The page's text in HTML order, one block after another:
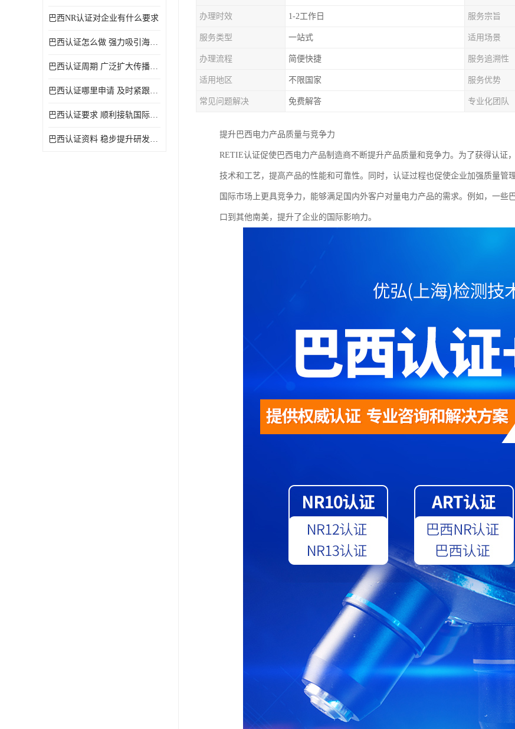
巴西NR认证对企业有什么要求
巴西认证怎么做 强力吸引海外投资
巴西认证周期 广泛扩大传播范围
巴西认证哪里申请 及时紧跟法规变化
巴西认证要求 顺利接轨国际规范
巴西认证资料 稳步提升研发能力
办理时效 1-2工作日 服务宗旨
服务类型 一站式 适用场景
办理流程 简便快捷 服务追溯性
适用地区 不限国家 服务优势
常见问题解决 免费解答 专业化团队
提升巴西电力产品质量与竞争力
RETIE认证促使巴西电力产品制造商不断提升产品质量和竞争力。为了获得认证
技术和工艺，提高产品的性能和可靠性。同时，认证过程也促使企业加强质量管
国际市场上更具竞争力，能够满足国内外客户对量电力产品的需求。例如，一些
口到其他南美，提升了企业的国际影响力。